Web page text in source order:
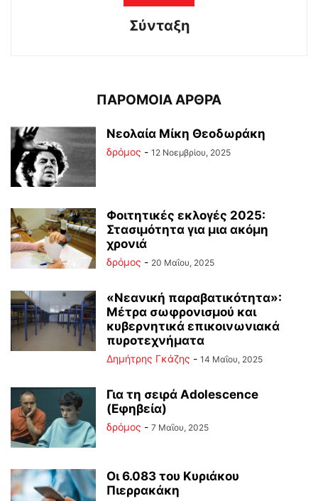
Σύνταξη
ΠΑΡΟΜΟΙΑ ΑΡΘΡΑ
Νεολαία Μίκη Θεοδωράκη
δρόμος - 12 Νοεμβρίου, 2025
Φοιτητικές εκλογές 2025:
Στασιμότητα για μια ακόμη
χρονιά
δρόμος - 20 Μαΐου, 2025
«Νεανική παραβατικότητα»:
Μέτρα σωφρονισμού και
κυβερνητικά επικοινωνιακά
πυροτεχνήματα
Δημήτρης Γκάζης - 14 Μαΐου, 2025
Για τη σειρά Adolescence
(Εφηβεία)
δρόμος - 7 Μαΐου, 2025
Οι 6.083 του Κυριάκου
Πιερρακάκη